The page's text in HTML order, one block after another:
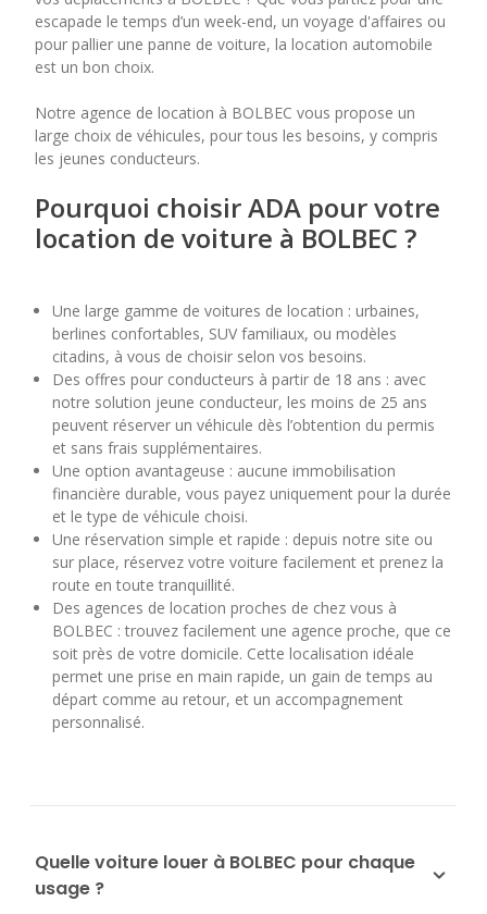
7 8 9 10 11
21 22 23 24 25
escapade le temps d’un week-end, un voyage d'affaires ou
pour pallier une panne de voiture, la location automobile
est un bon choix.
Notre agence de location à BOLBEC vous propose un
large choix de véhicules, pour tous les besoins, y compris
les jeunes conducteurs.
Pourquoi choisir ADA pour votre
location de voiture à BOLBEC ?
Une large gamme de voitures de location : urbaines,
berlines confortables, SUV familiaux, ou modèles
citadins, à vous de choisir selon vos besoins.
Des offres pour conducteurs à partir de 18 ans : avec
notre solution jeune conducteur, les moins de 25 ans
peuvent réserver un véhicule dès l’obtention du permis
et sans frais supplémentaires.
Une option avantageuse : aucune immobilisation
financière durable, vous payez uniquement pour la durée
et le type de véhicule choisi.
Une réservation simple et rapide : depuis notre site ou
sur place, réservez votre voiture facilement et prenez la
route en toute tranquillité.
Des agences de location proches de chez vous à
BOLBEC : trouvez facilement une agence proche, que ce
soit près de votre domicile. Cette localisation idéale
permet une prise en main rapide, un gain de temps au
départ comme au retour, et un accompagnement
personnalisé.
Quelle voiture louer à BOLBEC pour chaque
usage ?